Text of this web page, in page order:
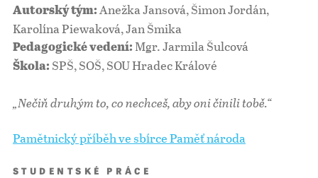
Autorský tým: Anežka Jansová, Šimon Jordán,
Karolína Piewaková, Jan Šmika
Pedagogické vedení: Mgr. Jarmila Šulcová
Škola: SPŠ, SOŠ, SOU Hradec Králové
„Nečiň druhým to, co nechceš, aby oni činili tobě.“
Pamětnický příběh ve sbírce Paměť národa
STUDENTSKÉ PRÁCE